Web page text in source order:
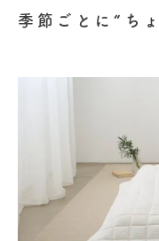
季節ごとに“ち